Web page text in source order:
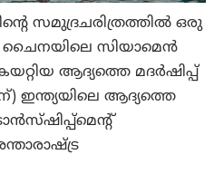
സമുദ്രചരിത്രത്തിൽ ഒരു
ചൈനയിലെ സിയാമെൻ
ആദ്യത്തെ മദർഷിപ്പ്
ഇന്ത്യയിലെ ആദ്യത്തെ